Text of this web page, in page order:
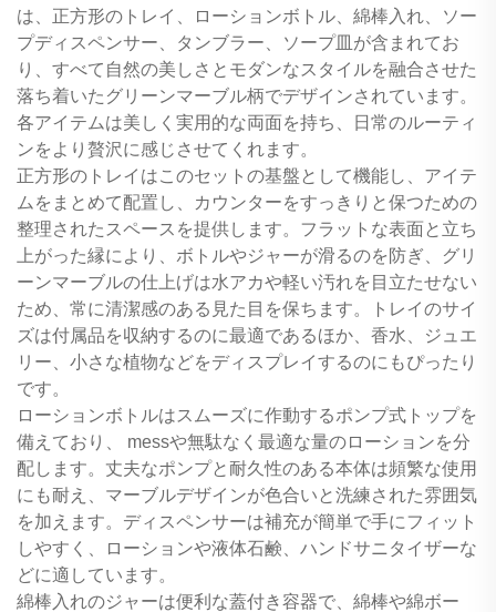
は、正方形のトレイ、ローションボトル、綿棒入れ、ソー
プディスペンサー、タンブラー、ソープ皿が含まれてお
り、すべて自然の美しさとモダンなスタイルを融合させた
落ち着いたグリーンマーブル柄でデザインされています。
各アイテムは美しく実用的な両面を持ち、日常のルーティ
ンをより贅沢に感じさせてくれます。
正方形のトレイはこのセットの基盤として機能し、アイテ
ムをまとめて配置し、カウンターをすっきりと保つための
整理されたスペースを提供します。フラットな表面と立ち
上がった縁により、ボトルやジャーが滑るのを防ぎ、グリ
ーンマーブルの仕上げは水アカや軽い汚れを目立たせない
ため、常に清潔感のある見た目を保ちます。トレイのサイ
ズは付属品を収納するのに最適であるほか、香水、ジュエ
リー、小さな植物などをディスプレイするのにもぴったり
です。
ローションボトルはスムーズに作動するポンプ式トップを
備えており、 messや無駄なく最適な量のローションを分
配します。丈夫なポンプと耐久性のある本体は頻繁な使用
にも耐え、マーブルデザインが色合いと洗練された雰囲気
を加えます。ディスペンサーは補充が簡単で手にフィット
しやすく、ローションや液体石鹸、ハンドサニタイザーな
どに適しています。
綿棒入れのジャーは便利な蓋付き容器で、綿棒や綿ボー